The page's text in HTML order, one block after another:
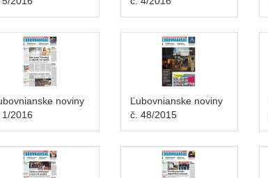
noviny
1/2016
Ľubovnianske noviny
č. 48/2015